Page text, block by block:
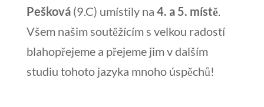
Pešková(9.C) umístily na 4. a 5. místě.
Všem našim soutěžícím s velkou radostí
blahopřejeme a přejeme jim v dalším
studiu tohoto jazyka mnoho úspěchů!